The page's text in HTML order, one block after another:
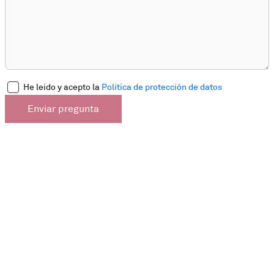
He leido y acepto la Politica de protección de datos
Enviar pregunta